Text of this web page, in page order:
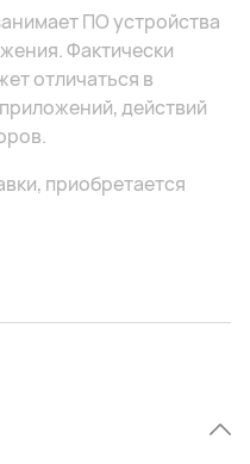
ПО устройства
Фактически
отличаться в
действий
приобретается